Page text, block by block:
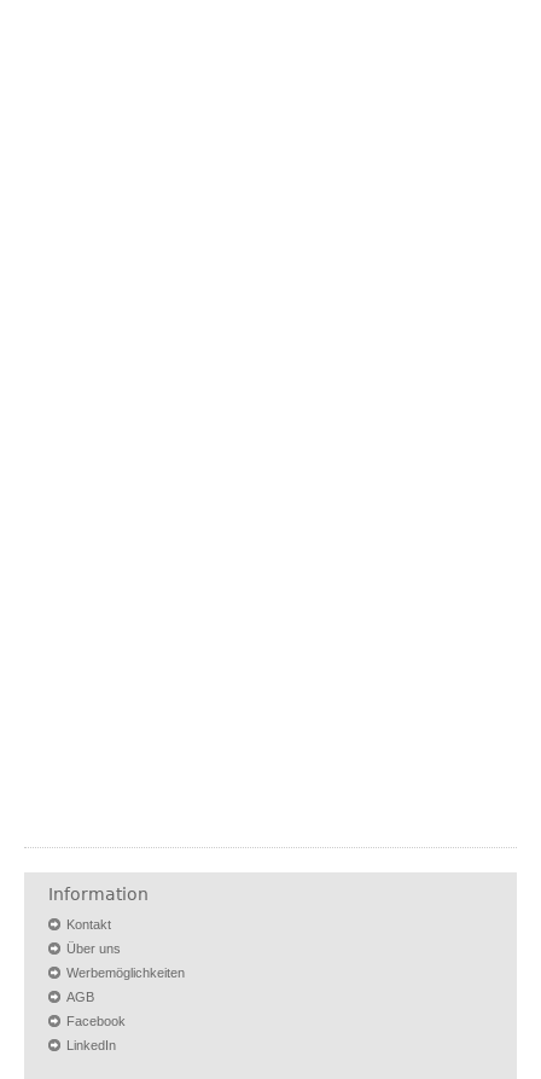
Information
Kontakt
Über uns
Werbemöglichkeiten
AGB
Facebook
LinkedIn